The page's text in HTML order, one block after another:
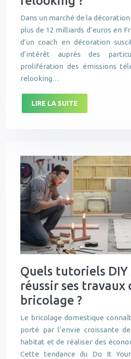
Dans un marché de la
plus de 12 milliards d’euros en
d’un coach en décoration
d’intérêt auprès des
prolifération des émissions
relooking…
LIRE LA SUITE
Quels tutoriels
réussir ses travaux
bricolage ?
Le bricolage domestique
porté par l’envie croissante
habitat et de réaliser des
Cette tendance du Do It